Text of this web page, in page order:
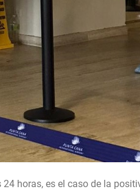
horas, es el caso de la